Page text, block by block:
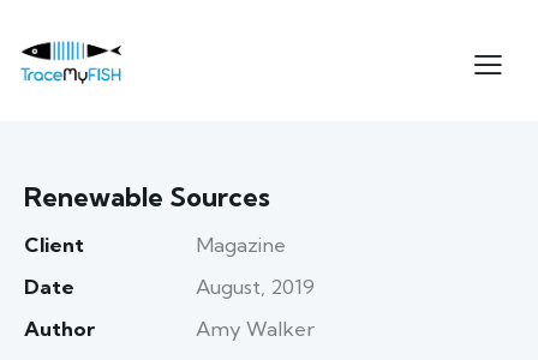
Renewable Sources
Client
Magazine
Date
August, 2019
Author
Amy Walker